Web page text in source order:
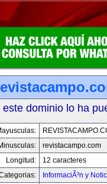
dominio lo ha
revistacampo.com
Longitud:
12 caracteres
InformaciÃ³n y